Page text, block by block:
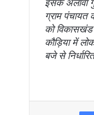
इसके अलावा
ग्राम पंचायत
को विकासखंड
कौड़िया में
बजे से